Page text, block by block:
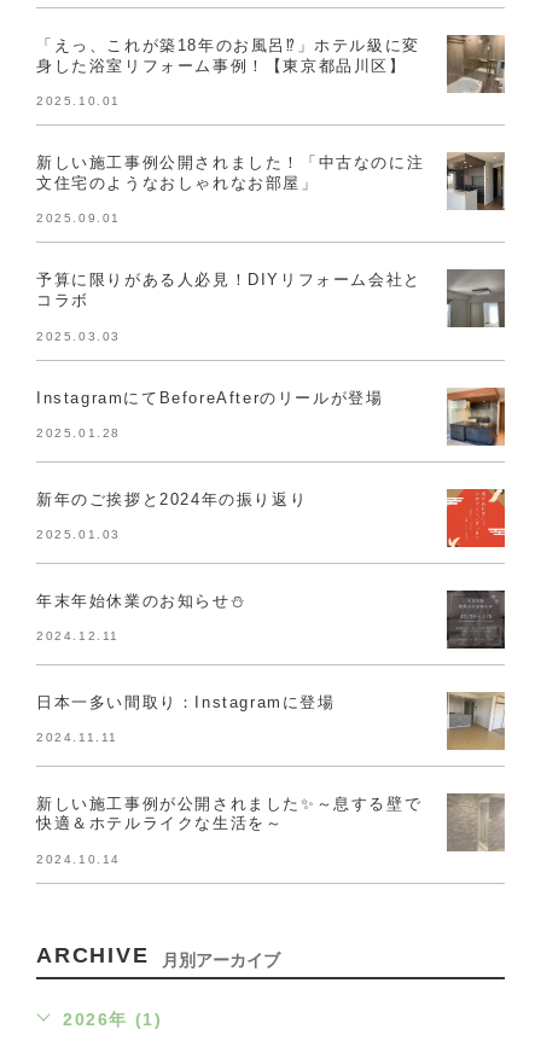
「えっ、これが築18年のお風呂⁉」ホテル級に変
身した浴室リフォーム事例！【東京都品川区】
2025.10.01
新しい施工事例公開されました！「中古なのに注
文住宅のようなおしゃれなお部屋」
2025.09.01
予算に限りがある人必見！DIYリフォーム会社と
コラボ
2025.03.03
InstagramにてBeforeAfterのリールが登場
2025.01.28
新年のご挨拶と2024年の振り返り
2025.01.03
年末年始休業のお知らせ⛄
2024.12.11
日本一多い間取り：Instagramに登場
2024.11.11
新しい施工事例が公開されました✨～息する壁で
快適＆ホテルライクな生活を～
2024.10.14
ARCHIVE 月別アーカイブ
2026年 (1)